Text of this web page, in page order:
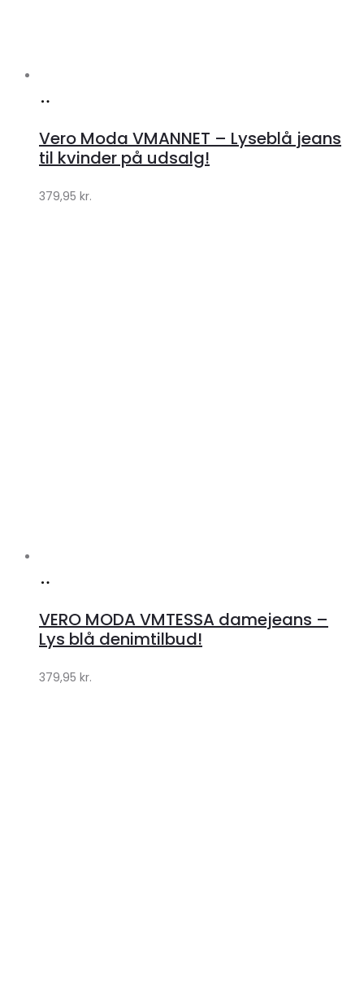
Klædeskabet.dk
Vero Moda VMANNET – Lyseblå jeans
til kvinder på udsalg!
379,95 kr.
Klædeskabet.dk
VERO MODA VMTESSA damejeans –
Lys blå denimtilbud!
379,95 kr.